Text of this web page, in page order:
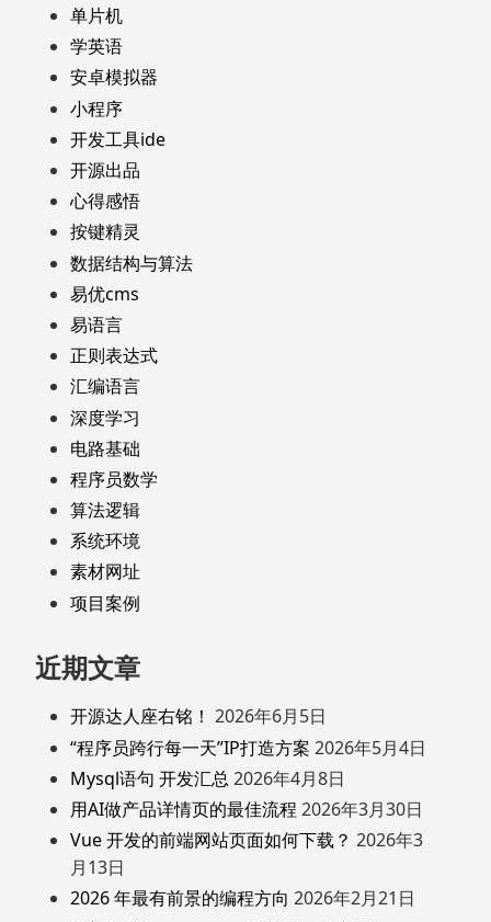
单片机
学英语
安卓模拟器
小程序
开发工具ide
开源出品
心得感悟
按键精灵
数据结构与算法
易优cms
易语言
正则表达式
汇编语言
深度学习
电路基础
程序员数学
算法逻辑
系统环境
素材网址
项目案例
近期文章
开源达人座右铭！ 2026年6月5日
“程序员跨行每一天”IP打造方案 2026年5月4日
Mysql语句 开发汇总 2026年4月8日
用AI做产品详情页的最佳流程 2026年3月30日
Vue 开发的前端网站页面如何下载？ 2026年3
月13日
2026 年最有前景的编程方向 2026年2月21日